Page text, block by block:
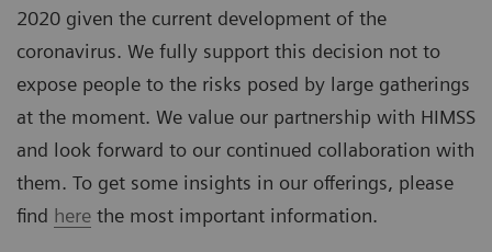
2020 given the current development of the
coronavirus. We fully support this decision not to
expose people to the risks posed by large gatherings
at the moment. We value our partnership with HIMSS
and look forward to our continued collaboration with
them. To get some insights in our offerings, please
find here the most important information.